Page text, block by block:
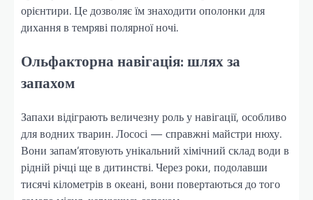
орієнтири. Це дозволяє їм знаходити ополонки для
дихання в темряві полярної ночі.
Ольфакторна навігація: шлях за
запахом
Запахи відіграють величезну роль у навігації, особливо
для водних тварин. Лососі — справжні майстри нюху.
Вони запам’ятовують унікальний хімічний склад води в
рідній річці ще в дитинстві. Через роки, подолавши
тисячі кілометрів в океані, вони повертаються до того